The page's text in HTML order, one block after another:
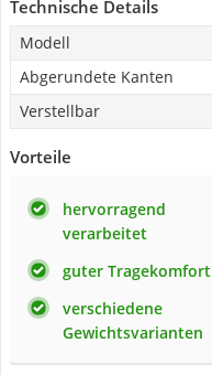
Technische Details
Modell
Abgerundete Kanten
Verstellbar
Vorteile
hervorragend
verarbeitet
guter Tragekomfort
verschiedene
Gewichtsvarianten